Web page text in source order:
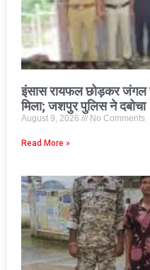
इंसास रायफल छोड़कर जंगल से
मिला; जशपुर पुलिस ने दबोचा
August 9, 2026 No Comments
Read More »